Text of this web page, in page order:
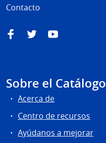
Contacto
FacebookTwitterYouTube
Sobre el Catálogo
Acerca de
Centro de recursos
Ayúdanos a mejorar